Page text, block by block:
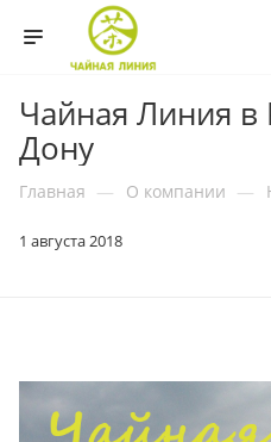
Чайная Линия в
Дону
Главная — О компании —
1 августа 2018